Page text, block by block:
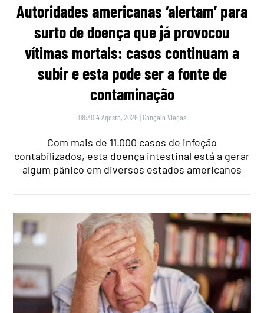
Autoridades americanas ‘alertam’ para
surto de doença que já provocou
vítimas mortais: casos continuam a
subir e esta pode ser a fonte de
contaminação
08:30 4 Agosto, 2026 | Gonçalo Viegas
Com mais de 11.000 casos de infeção
contabilizados, esta doença intestinal está a gerar
algum pânico em diversos estados americanos